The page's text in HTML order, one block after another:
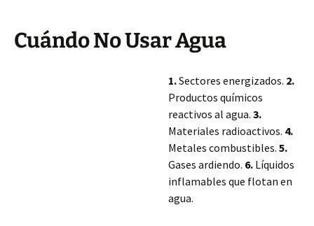
Cuándo No Usar Agua
1.Sectores energizados. 2.
Productos químicos
reactivos al agua. 3.
Materiales radioactivos. 4.
Metales combustibles. 5.
Gases ardiendo. 6. Líquidos
inflamables que flotan en
agua.